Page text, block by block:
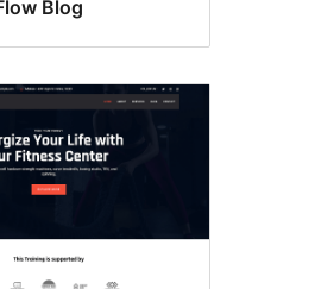
Blog